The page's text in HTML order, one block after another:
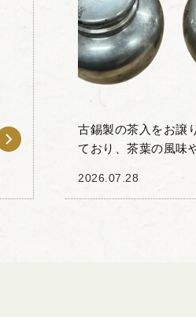
古錫製の茶入をお譲
ており、茶葉の風味
落ち着いた光沢と...
2026.07.28